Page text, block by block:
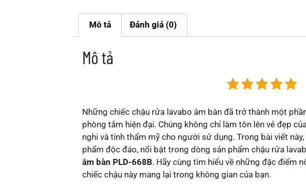
Mô tả Đánh giá (0)
Mô tả
Những chiếc chậu rửa lavabo âm bàn đã trở thành một
phòng tắm hiện đại. Chúng không chỉ làm tôn lên vẻ đẹp
nghi và tính thẩm mỹ cho người sử dụng. Trong bài viết
phẩm độc đáo, nổi bật trong dòng sản phẩm chậu rửa
âm bàn PLD-668B. Hãy cùng tìm hiểu về những đặc điểm
chiếc chậu này mang lại trong không gian của bạn.